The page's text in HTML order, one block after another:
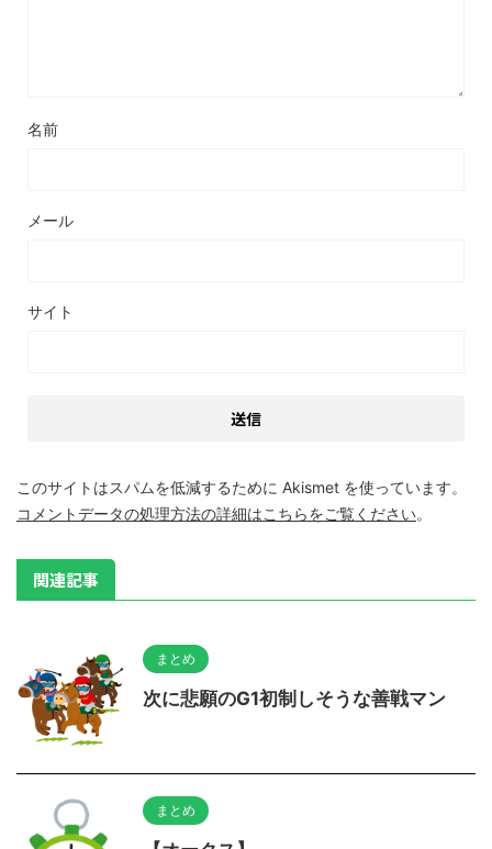
名前
メール
サイト
このサイトはスパムを低減するために Akismet を使っています。
コメントデータの処理方法の詳細はこちらをご覧ください。
関連記事
まとめ
次に悲願のG1初制しそうな善戦マン
まとめ